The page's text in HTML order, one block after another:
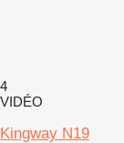
4
VIDÉO
Kingway N19